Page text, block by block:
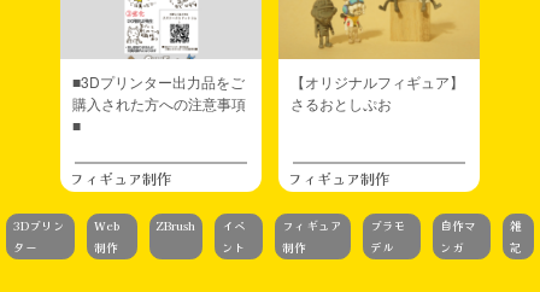
■3Dプリンター出力品をご
購入された方への注意事項
■
フィギュア制作
【オリジナルフィギュア】
さるおとしぷお
フィギュア制作
3Dプリン
ター
Web
制作
ZBrush
イベ
ント
フィギュア
制作
プラモ
デル
自作マ
ンガ
雑
記